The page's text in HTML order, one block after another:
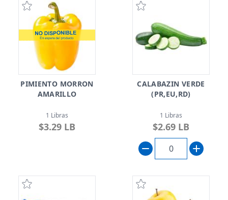
PIMIENTO MORRON
AMARILLO
1 Libras
$3.29 LB
CALABAZIN VERDE
(PR,EU,RD)
1 Libras
$2.69 LB